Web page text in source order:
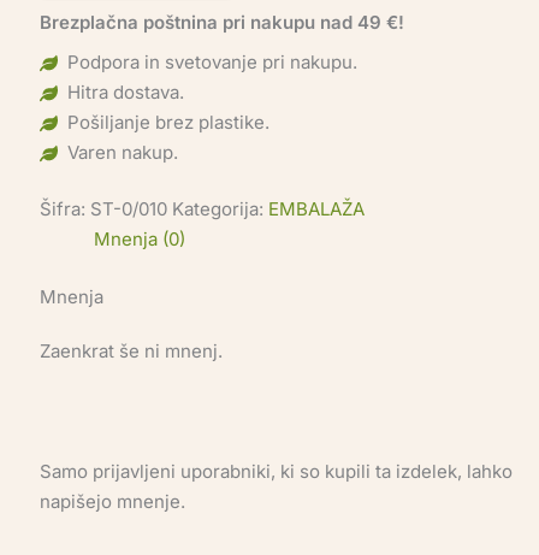
Brezplačna poštnina pri nakupu nad 49 €!
Podpora in svetovanje pri nakupu.
Hitra dostava.
Pošiljanje brez plastike.
Varen nakup.
Šifra: ST-0/010 Kategorija: EMBALAŽA
Mnenja (0)
Mnenja
Zaenkrat še ni mnenj.
Samo prijavljeni uporabniki, ki so kupili ta izdelek, lahko
napišejo mnenje.